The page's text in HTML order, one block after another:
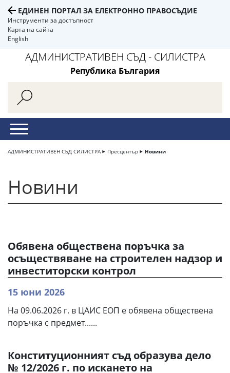
ЕДИНЕН ПОРТАЛ ЗА ЕЛЕКТРОННО ПРАВОСЪДИЕ
Инструменти за достъпност
Карта на сайта
English
АДМИНИСТРАТИВЕН СЪД - СИЛИСТРА
Република България
АДМИНИСТРАТИВЕН СЪД СИЛИСТРА Пресцентър Новини
Новини
Обявена обществена поръчка за
осъществяване на строителен надзор и
инвеститорски контрол
15 юни 2026
На 09.06.2026 г. в ЦАИС ЕОП е обявена обществена
поръчка с предмет......
Конституционният съд образува дело
№ 12/2026 г. по искането на